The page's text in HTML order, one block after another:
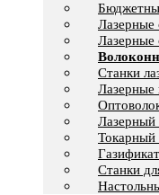
Лазерные
Лазерные
Станки
Лазерные
Лазерный
Cтанки